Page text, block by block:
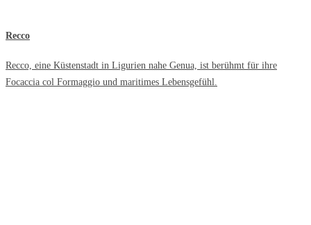
Recco
Recco, eine Küstenstadt in Ligurien nahe Genua, ist berühmt für ihre
Focaccia col Formaggio und maritimes Lebensgefühl.